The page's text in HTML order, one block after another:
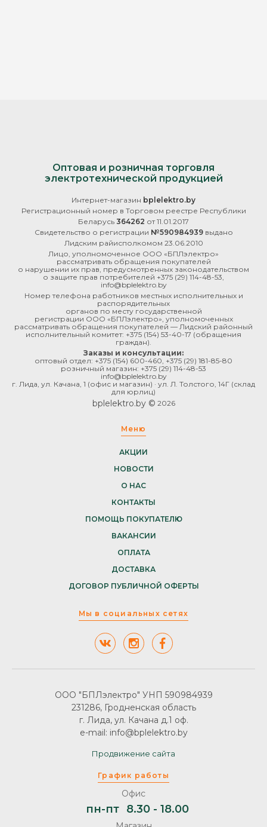
Оптовая и розничная торговля
электротехнической продукцией
Интернет-магазин bplelektro.by
Регистрационный номер в Торговом реестре Республики
Беларусь 364262 от 11.01.2017
Свидетельство о регистрации №590984939выдано
Лидским райисполкомом 23.06.2010
Лицо, уполномоченное ООО «БПЛэлектро»
рассматривать обращения покупателей
о нарушении их прав, предусмотренных законодательством
о защите прав потребителей +375 (29) 114-48-53
info@bplelektro.by
Номер телефона работников местных исполнительных и
распорядительных
органов по месту государственной
регистрации ООО «БПЛэлектро», уполномоченных
рассматривать обращения покупателей — Лидский районный
исполнительный комитет: +375 (154) 53-40-17 (обращения
граждан).
Заказы и консультации:
оптовый отдел: +375 (154) 600-460 +375 (29) 181-85-80
розничный магазин: +375 (29) 114-48-53
info@bplelektro.by
г. Лида, ул. Качана, 1 (офис и магазин) · ул. Л. Толстого, 14Г (склад
для юрлиц)
bplelektro.by © 2026
Меню
АКЦИИ
НОВОСТИ
О НАС
КОНТАКТЫ
ПОМОЩЬ ПОКУПАТЕЛЮ
ВАКАНСИИ
ОПЛАТА
ДОСТАВКА
ДОГОВОР ПУБЛИЧНОЙ ОФЕРТЫ
Мы в социальных сетях
График работы
Офис
пн-пт 8.30 - 18.00
ООО "БПЛэлектро" УНП 590984939
231286, Гродненская область
г. Лида, ул. Качана д.1 оф.
e-mail: info@bplelektro.by
Продвижение сайта